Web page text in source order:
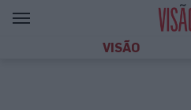
VISÃO